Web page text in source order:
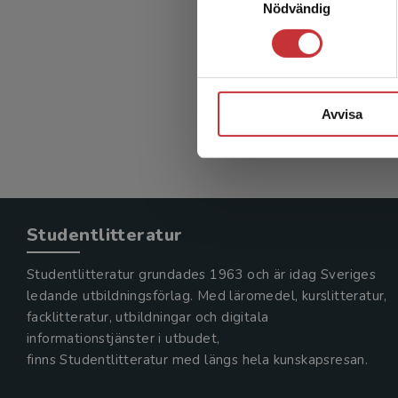
Nödvändig
Avvisa
Studentlitteratur
Studentlitteratur grundades 1963 och är idag Sveriges
ledande utbildningsförlag. Med läromedel, kurslitteratur,
facklitteratur, utbildningar och digitala
informationstjänster i utbudet,
finns Studentlitteratur med längs hela kunskapsresan.